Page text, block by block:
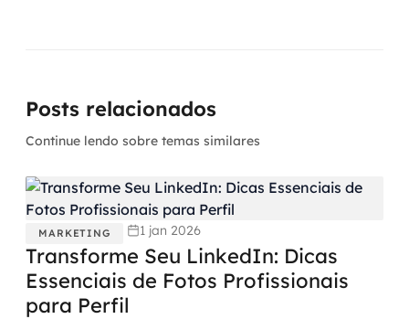
Posts relacionados
Continue lendo sobre temas similares
MARKETING 1 jan 2026
Transforme Seu LinkedIn: Dicas
Essenciais de Fotos Profissionais
para Perfil